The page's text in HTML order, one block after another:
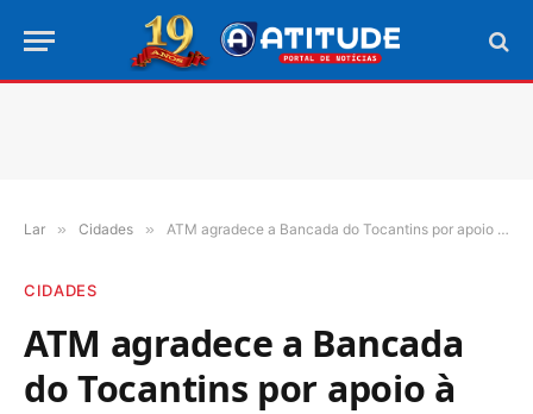
Lar » Cidades » ATM agradece a Bancada do Tocantins por apoio à rejeição do veto do ISS
CIDADES
ATM agradece a Bancada
do Tocantins por apoio à